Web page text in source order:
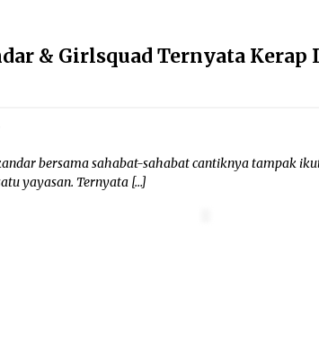
& Girlsquad Ternyata
bersama sahabat-sahabat cantiknya tampak
yayasan. Ternyata […]